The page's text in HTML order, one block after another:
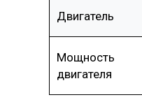
Двигатель
Мощность
двигателя